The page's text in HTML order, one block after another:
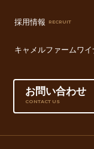
採用情報 RECRUIT
キャメルファームワイ
お問い合わせ
CONTACT US